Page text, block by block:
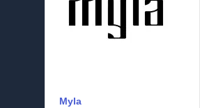
Myla